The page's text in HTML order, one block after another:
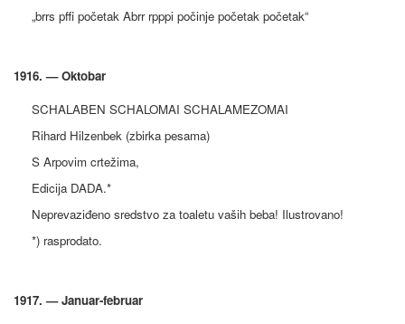
„brrs pffi početak Abrr rpppi počinje početak početak“
1916. — Oktobar
SCHALABEN SCHALOMAI SCHALAMEZOMAI
Rihard Hilzenbek (zbirka pesama)
S Arpovim crtežima,
Edicija DADA.*
Neprevaziđeno sredstvo za toaletu vaših beba! Ilustrovano!
*) rasprodato.
1917. — Januar-februar